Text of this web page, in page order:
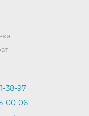
38-97
00-06